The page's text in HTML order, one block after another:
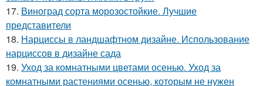
17. Виноград сорта морозостойкие. Лучшие
представители
18. Нарциссы в ландшафтном дизайне. Использование
нарциссов в дизайне сада
19. Уход за комнатными цветами осенью. Уход за
комнатными растениями осенью, которым не нужен